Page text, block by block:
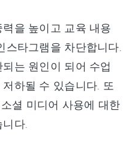
을 높이고 교육 내용
타그램을 차단합니다.
는 원인이 되어 수업
하될 수 있습니다. 또
셜 미디어 사용에 대한
다.